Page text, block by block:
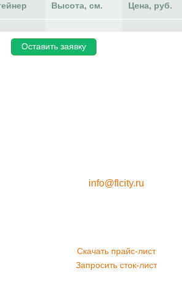
Высота, см. Цена, руб.
Оставить заявку
info@flcity.ru
Скачать прайс-лист
Запросить сток-лист